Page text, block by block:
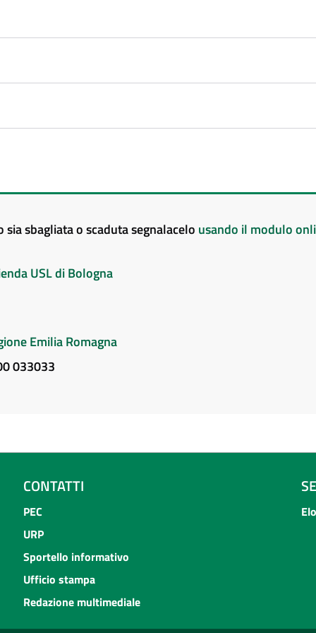
sbagliata o scaduta segnalacelo usando il modulo
USL di Bologna
Emilia Romagna
033033
CONTATTI
PEC
URP
Sportello informativo
Ufficio stampa
Redazione multimediale